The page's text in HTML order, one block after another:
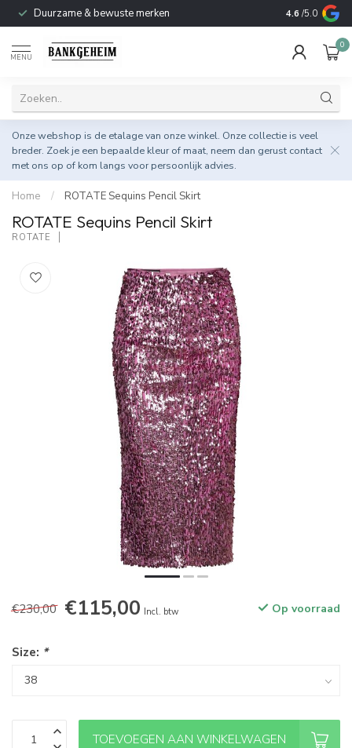
Duurzame & bewuste merken 4.6 /5.0
MENU
0
Onze webshop is de etalage van onze winkel. Onze collectie is veel
breder. Zoek je een bepaalde kleur of maat, neem dan gerust contact
met ons op of kom langs voor persoonlijk advies.
Home / ROTATE Sequins Pencil Skirt
ROTATE Sequins Pencil Skirt
ROTATE
€230,00 €115,00 Incl. btw Op voorraad
Size: *
TOEVOEGEN AAN WINKELWAGEN